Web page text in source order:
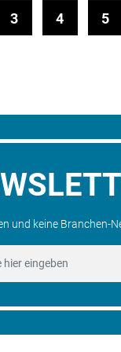
3 4 5
und keine Branchen-